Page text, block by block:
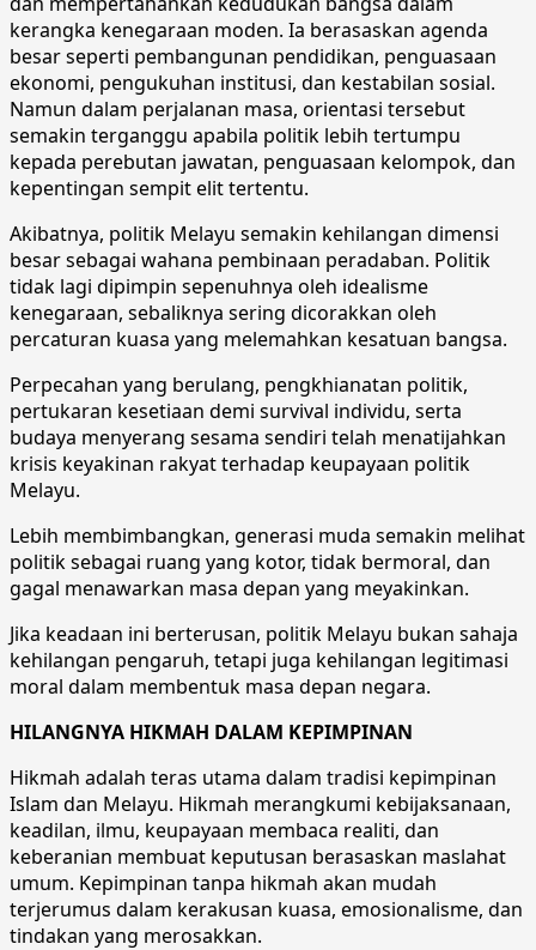
kerangka kenegaraan moden. Ia berasaskan agenda
besar seperti pembangunan pendidikan, penguasaan
ekonomi, pengukuhan institusi, dan kestabilan sosial.
Namun dalam perjalanan masa, orientasi tersebut
semakin terganggu apabila politik lebih tertumpu
kepada perebutan jawatan, penguasaan kelompok, dan
kepentingan sempit elit tertentu.
Akibatnya, politik Melayu semakin kehilangan dimensi
besar sebagai wahana pembinaan peradaban. Politik
tidak lagi dipimpin sepenuhnya oleh idealisme
kenegaraan, sebaliknya sering dicorakkan oleh
percaturan kuasa yang melemahkan kesatuan bangsa.
Perpecahan yang berulang, pengkhianatan politik,
pertukaran kesetiaan demi survival individu, serta
budaya menyerang sesama sendiri telah menatijahkan
krisis keyakinan rakyat terhadap keupayaan politik
Melayu.
Lebih membimbangkan, generasi muda semakin melihat
politik sebagai ruang yang kotor, tidak bermoral, dan
gagal menawarkan masa depan yang meyakinkan.
Jika keadaan ini berterusan, politik Melayu bukan sahaja
kehilangan pengaruh, tetapi juga kehilangan legitimasi
moral dalam membentuk masa depan negara.
HILANGNYA HIKMAH DALAM KEPIMPINAN
Hikmah adalah teras utama dalam tradisi kepimpinan
Islam dan Melayu. Hikmah merangkumi kebijaksanaan,
keadilan, ilmu, keupayaan membaca realiti, dan
keberanian membuat keputusan berasaskan maslahat
umum. Kepimpinan tanpa hikmah akan mudah
terjerumus dalam kerakusan kuasa, emosionalisme, dan
tindakan yang merosakkan.